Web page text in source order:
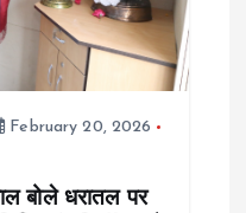
February 20, 2026
बोले धरातल पर